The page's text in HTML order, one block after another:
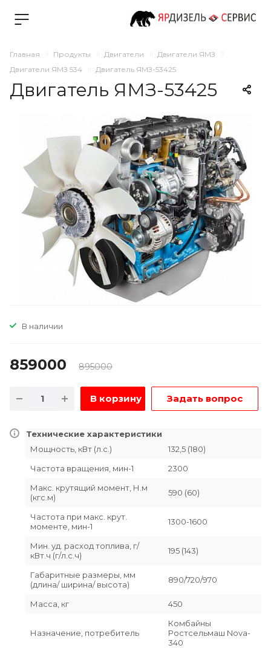
Главная Продукты Двигатели
Двигатели ЯМЗ
Двигатели ЯМЗ 534
Двигатель ЯМЗ-53425
Двигатель ЯМЗ-53425
В наличии
859000 895000
В корзину Задать вопрос
Технические характеристики
Мощность, кВт (л.с.)
132,5 (180)
Частота вращения, мин-1
2300
Макс. крутящий момент, Н.м
(кгс.м)
590 (60)
Частота при макс. крут.
моменте, мин-1
1300-1600
Мин. уд. расход топлива, г/
кВт.ч (г/л.с.ч)
195 (143)
Габаритные размеры, мм
(длина/ ширина/ высота)
890/720/970
Масса, кг 450
Назначение, потребитель
Комбайны
Ростсельмаш Nova-
340